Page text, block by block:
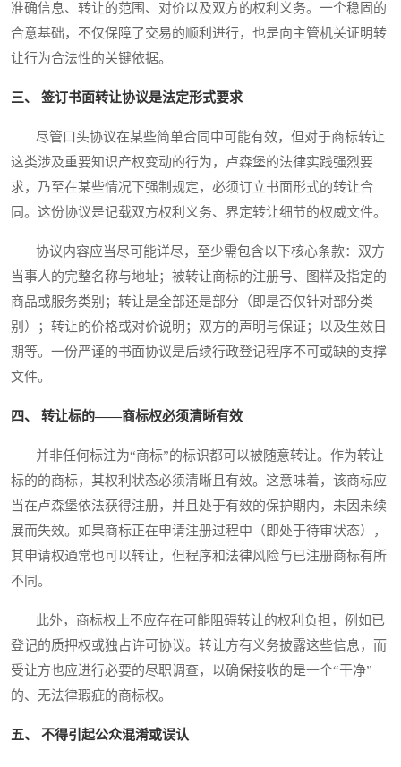
准确信息、转让的范围、对价以及双方的权利义务。一个稳固的
合意基础，不仅保障了交易的顺利进行，也是向主管机关证明转
让行为合法性的关键依据。
三、 签订书面转让协议是法定形式要求
尽管口头协议在某些简单合同中可能有效，但对于商标转让
这类涉及重要知识产权变动的行为，卢森堡的法律实践强烈要
求，乃至在某些情况下强制规定，必须订立书面形式的转让合
同。这份协议是记载双方权利义务、界定转让细节的权威文件。
协议内容应当尽可能详尽，至少需包含以下核心条款：双方
当事人的完整名称与地址；被转让商标的注册号、图样及指定的
商品或服务类别；转让是全部还是部分（即是否仅针对部分类
别）；转让的价格或对价说明；双方的声明与保证；以及生效日
期等。一份严谨的书面协议是后续行政登记程序不可或缺的支撑
文件。
四、 转让标的——商标权必须清晰有效
并非任何标注为“商标”的标识都可以被随意转让。作为转让
标的的商标，其权利状态必须清晰且有效。这意味着，该商标应
当在卢森堡依法获得注册，并且处于有效的保护期内，未因未续
展而失效。如果商标正在申请注册过程中（即处于待审状态），
其申请权通常也可以转让，但程序和法律风险与已注册商标有所
不同。
此外，商标权上不应存在可能阻碍转让的权利负担，例如已
登记的质押权或独占许可协议。转让方有义务披露这些信息，而
受让方也应进行必要的尽职调查，以确保接收的是一个“干净”
的、无法律瑕疵的商标权。
五、 不得引起公众混淆或误认